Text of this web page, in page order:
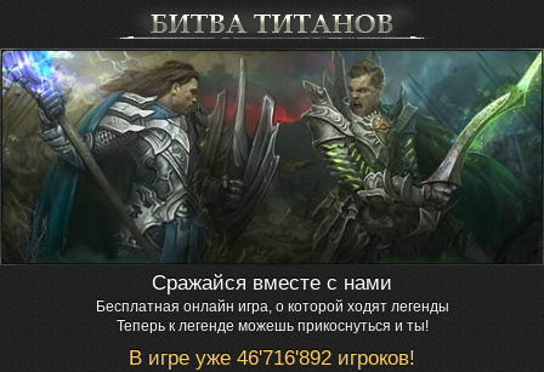
Сражайся вместе с нами
Бесплатная онлайн игра, о которой ходят легенды
Теперь к легенде можешь прикоснуться и ты!
В игре уже 46'716'892 игроков!